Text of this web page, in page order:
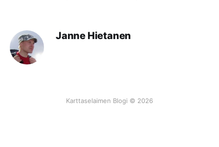
Janne Hietanen
Karttaselaimen Blogi © 2026